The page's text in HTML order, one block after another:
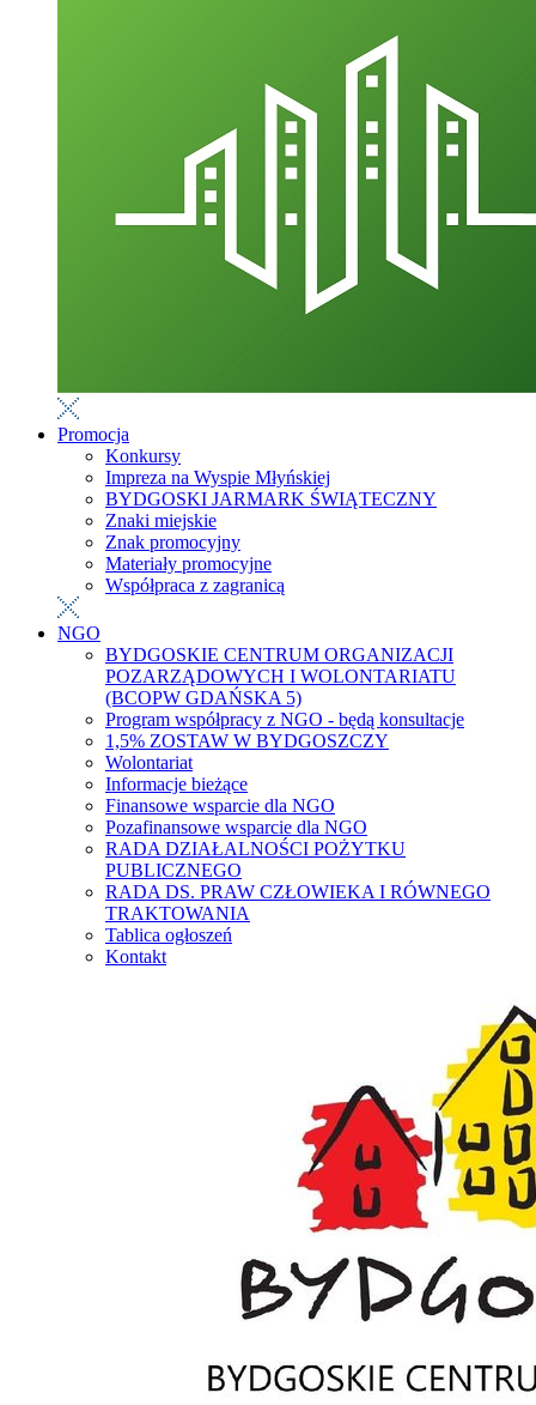
Promocja
Konkursy
Impreza na Wyspie Młyńskiej
BYDGOSKI JARMARK ŚWIĄTECZNY
Znaki miejskie
Znak promocyjny
Materiały promocyjne
Współpraca z zagranicą
NGO
BYDGOSKIE CENTRUM ORGANIZACJI
POZARZĄDOWYCH I WOLONTARIATU
(BCOPW GDAŃSKA 5)
Program współpracy z NGO - będą konsultacje
1,5% ZOSTAW W BYDGOSZCZY
Wolontariat
Informacje bieżące
Finansowe wsparcie dla NGO
Pozafinansowe wsparcie dla NGO
RADA DZIAŁALNOŚCI POŻYTKU
PUBLICZNEGO
RADA DS. PRAW CZŁOWIEKA I RÓWNEGO
TRAKTOWANIA
Tablica ogłoszeń
Kontakt